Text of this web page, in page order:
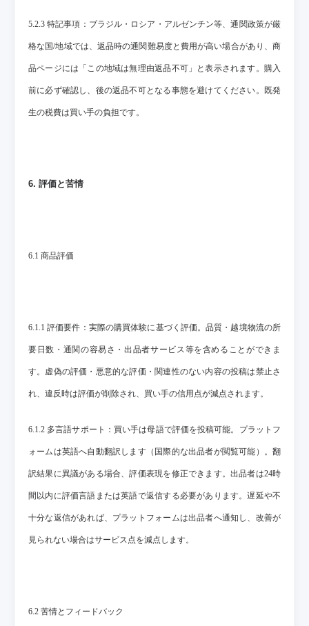
5.2.3 特記事項：ブラジル・ロシア・アルゼンチン等、通関政策が厳
格な国/地域では、返品時の通関難易度と費用が高い場合があり、商
品ページには「この地域は無理由返品不可」と表示されます。購入
前に必ず確認し、後の返品不可となる事態を避けてください。既発
生の税費は買い手の負担です。
6. 評価と苦情
6.1 商品評価
6.1.1 評価要件：実際の購買体験に基づく評価。品質・越境物流の所
要日数・通関の容易さ・出品者サービス等を含めることができま
す。虚偽の評価・悪意的な評価・関連性のない内容の投稿は禁止さ
れ、違反時は評価が削除され、買い手の信用点が減点されます。
6.1.2 多言語サポート：買い手は母語で評価を投稿可能。プラットフ
ォームは英語へ自動翻訳します（国際的な出品者が閲覧可能）。翻
訳結果に異議がある場合、評価表現を修正できます。出品者は24時
間以内に評価言語または英語で返信する必要があります。遅延や不
十分な返信があれば、プラットフォームは出品者へ通知し、改善が
見られない場合はサービス点を減点します。
6.2 苦情とフィードバック